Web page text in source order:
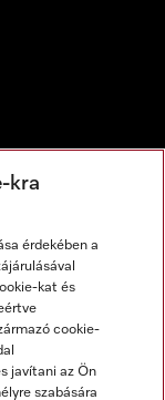
kra
érdekében a
kat és
cookie-
javítani az Ön
szabására